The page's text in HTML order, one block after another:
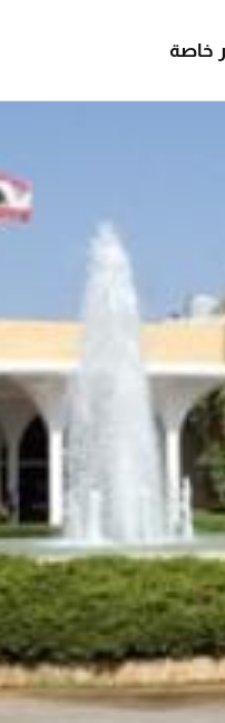
خاصة